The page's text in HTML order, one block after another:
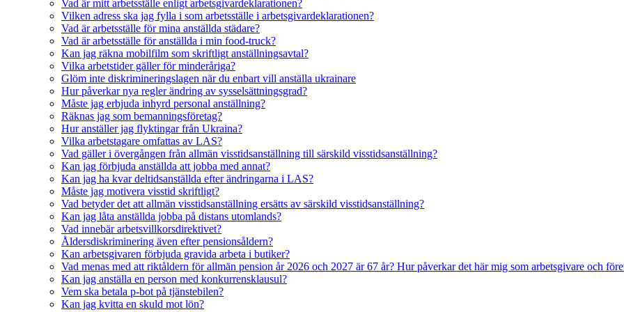
Vad är mitt arbetsställe enligt arbetsgivardeklarationen?
Vilken adress ska jag fylla i som arbetsställe i arbetsgivardeklarationen?
Vad är arbetsställe för mina anställda städare?
Vad är arbetsställe för anställda i min food-truck?
Kan jag räkna mobilfilm som skriftligt anställningsavtal?
Vilka arbetstider gäller för minderåriga?
Glöm inte diskrimineringslagen när du enbart vill anställa ukrainare
Hur påverkar nya regler ändring av sysselsättningsgrad?
Måste jag erbjuda inhyrd personal anställning?
Räknas jag som bemanningsföretag?
Hur anställer jag flyktingar från Ukraina?
Vilka arbetstagare omfattas av LAS?
Vad gäller i övergången från allmän visstidsanställning till särskild visstidsanställning?
Kan jag förbjuda anställda att jobba med annat?
Kan jag ha kvar deltidsanställda efter ändringarna i LAS?
Måste jag motivera visstid skriftligt?
Vad betyder det att allmän visstidsanställning ersätts av särskild visstidsanställning?
Kan jag låta anställda jobba på distans utomlands?
Vad innebär arbetsvillkorsdirektivet?
Åldersdiskriminering även efter pensionsåldern?
Kan arbetsgivaren förbjuda gravida arbeta i butiker?
Vad menas med att riktåldern för allmän pension år 2026 och 2027 är 67 år? Hur påverkar det här mig som arbetsgivare och
Kan jag anställa en person med konkurrensklausul?
Vem ska betala p-bot på tjänstebilen?
Kan jag kvitta en skuld mot lön?